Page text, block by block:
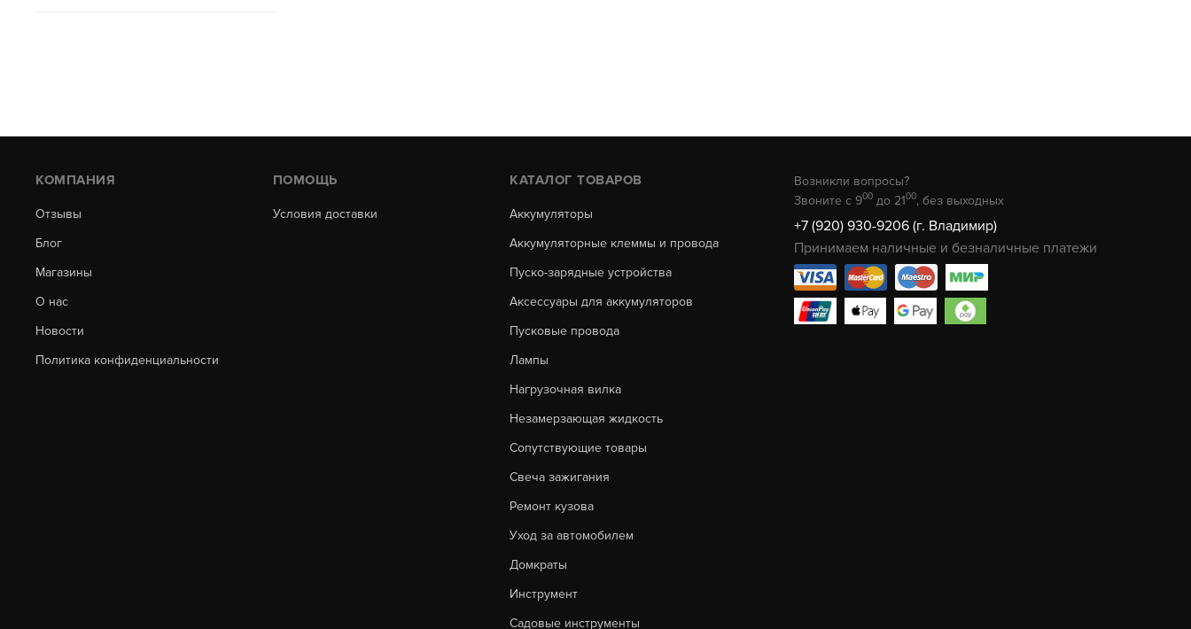
КОМПАНИЯ
Отзывы
Блог
Магазины
О нас
Новости
Политика конфиденциальности
ПОМОЩЬ
Условия доставки
КАТАЛОГ ТОВАРОВ
Аккумуляторы
Аккумуляторные клеммы и провода
Пуско-зарядные устройства
Аксессуары для аккумуляторов
Пусковые провода
Лампы
Нагрузочная вилка
Незамерзающая жидкость
Сопутствующие товары
Свеча зажигания
Ремонт кузова
Уход за автомобилем
Домкраты
Инструмент
Садовые инструменты
Возникли вопросы?
Звоните с 900 до 2100, без выходных
+7 (920) 930-9206 (г. Владимир)
Принимаем наличные и безналичные платежи